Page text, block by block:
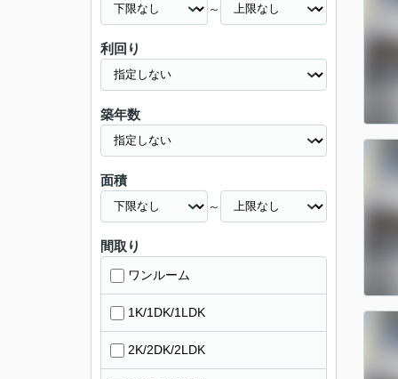
～
利回り
築年数
面積
～
間取り
ワンルーム
1K/1DK/1LDK
2K/2DK/2LDK